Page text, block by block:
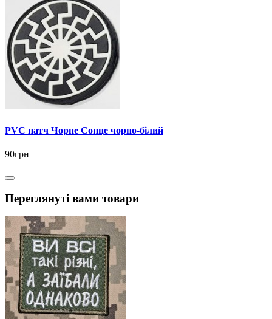
PVC патч Чорне Сонце чорно-білий
90грн
Переглянуті вами товари